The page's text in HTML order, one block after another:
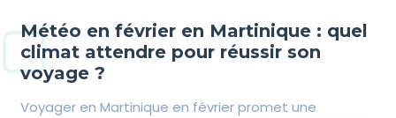
Météo en février en Martinique : quel
climat attendre pour réussir son
voyage ?
Voyager en Martinique en février promet une